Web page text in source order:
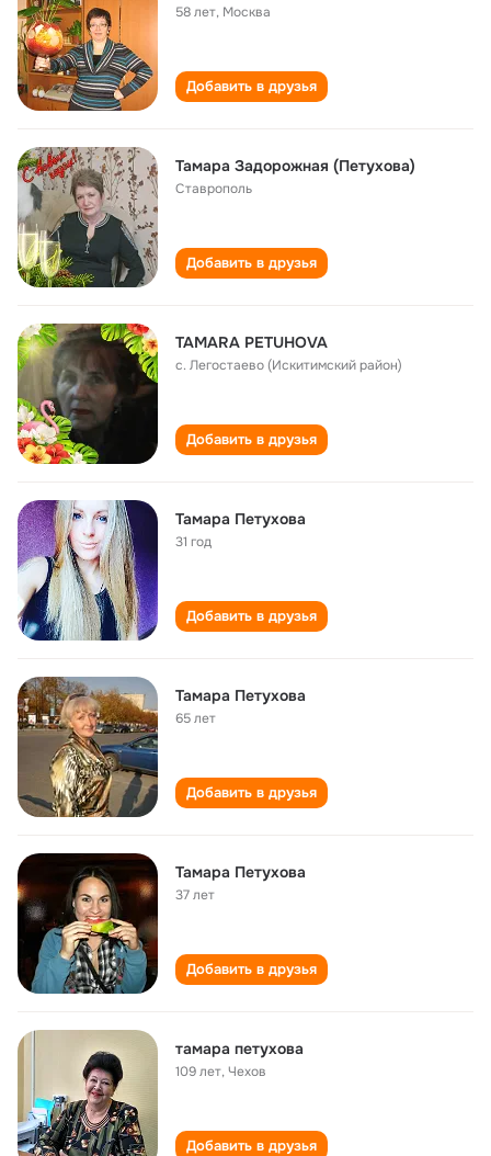
58 лет, Москва
Добавить в друзья
Тамара Задорожная (Петухова)
Ставрополь
Добавить в друзья
TAMARA PETUHOVA
с. Легостаево (Искитимский район)
Добавить в друзья
Тамара Петухова
31 год
Добавить в друзья
Тамара Петухова
65 лет
Добавить в друзья
Тамара Петухова
37 лет
Добавить в друзья
тамара петухова
109 лет,Чехов
Добавить в друзья